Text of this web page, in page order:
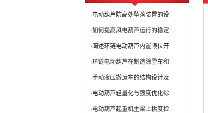
·电动葫芦防高处坠落装置的设
·如何提高风电葫芦运行的稳定
·阐述环链电动葫芦内置限位开
·环链电动葫芦在制造除雪车和
·手动液压搬运车的结构设计及
·电动葫芦轻量化与强度优化综
·电动葫芦起重机主梁上拱度检